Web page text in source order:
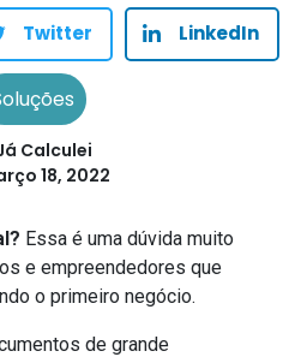
Twitter LinkedIn
Calculei
18, 2022
Essa é uma dúvida muito
e empreendedores que
o primeiro negócio.
de grande